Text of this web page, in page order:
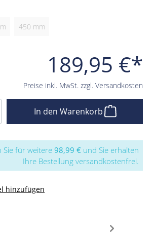
189,95 €*
Preise inkl. MwSt. zzgl. Versandkosten
450 mm
In den Warenkorb
Sie für weitere 98,99 € und Sie erhalten
Ihre Bestellung versandkostenfrei.
hinzufügen